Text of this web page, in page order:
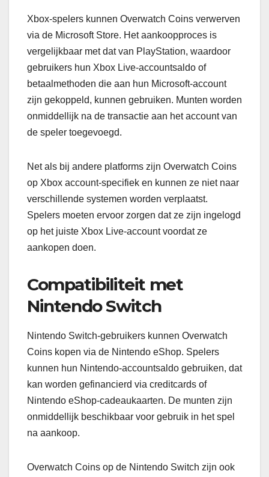
Xbox-spelers kunnen Overwatch Coins verwerven
via de Microsoft Store. Het aankoopproces is
vergelijkbaar met dat van PlayStation, waardoor
gebruikers hun Xbox Live-accountsaldo of
betaalmethoden die aan hun Microsoft-account
zijn gekoppeld, kunnen gebruiken. Munten worden
onmiddellijk na de transactie aan het account van
de speler toegevoegd.
Net als bij andere platforms zijn Overwatch Coins
op Xbox account-specifiek en kunnen ze niet naar
verschillende systemen worden verplaatst.
Spelers moeten ervoor zorgen dat ze zijn ingelogd
op het juiste Xbox Live-account voordat ze
aankopen doen.
Compatibiliteit met
Nintendo Switch
Nintendo Switch-gebruikers kunnen Overwatch
Coins kopen via de Nintendo eShop. Spelers
kunnen hun Nintendo-accountsaldo gebruiken, dat
kan worden gefinancierd via creditcards of
Nintendo eShop-cadeaukaarten. De munten zijn
onmiddellijk beschikbaar voor gebruik in het spel
na aankoop.
Overwatch Coins op de Nintendo Switch zijn ook